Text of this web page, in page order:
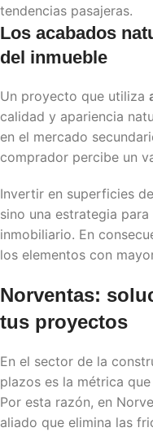
tendencias pasajeras.
Los acabados
del inmueble
Un proyecto que utiliza
calidad y apariencia
en el mercado
comprador percibe un
Invertir en superficies
sino una estrategia
inmobiliario. En
los elementos con
Norventas:
tus proyectos
En el sector de la
plazos es la métrica
Por esta razón, en
aliado que elimina las